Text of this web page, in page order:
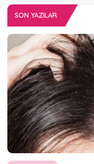
SON YAZILAR